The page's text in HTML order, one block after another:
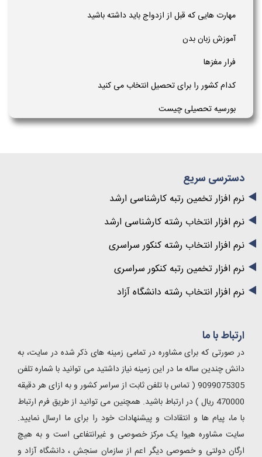
مهارت هایی که قبل از ازدواج باید داشته باشید
آموزش زبان بدن
فرار مغزها
کدام کشور را برای تحصیل انتخاب می کنید
بورسیه تحصیلی چیست
دسترسی سریع
نرم افزار تخمین رتبه کارشناسی ارشد
نرم افزار انتخاب رشته کارشناسی ارشد
نرم افزار انتخاب رشته کنکور سراسری
نرم افزار تخمین رتبه کنکور سراسری
نرم افزار انتخاب رشته دانشگاه آزاد
ارتباط با ما
در صورتی که برای مشاوره در تمامی زمینه های ذکر شده در سایت، به
دانش چندین ساله ما در این زمینه نیاز داشتید می توانید با شماره تلفن
9099075305 ( تماس با تلفن ثابت از سراسر کشور و به ازای هر دقیقه
470000 ریال ) در ارتباط باشید. همچنین می توانید از طریق فرم ارتباط
با ما، پیام ها و انتقادات و پیشنهادات خود را برای ما ارسال نمایید.
سایت مشاوره هیوا یک مرکز خصوصی و غیرانتفاعی است و به هیچ
ارگان دولتی و خصوصی دیگر اعم از سازمان سنجش ، دانشگاه آزاد و